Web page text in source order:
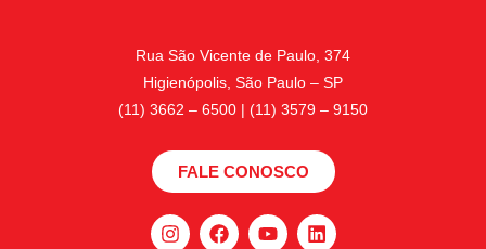
Rua São Vicente de Paulo, 374
Higienópolis, São Paulo – SP
(11) 3662 – 6500 | (11) 3579 – 9150
FALE CONOSCO